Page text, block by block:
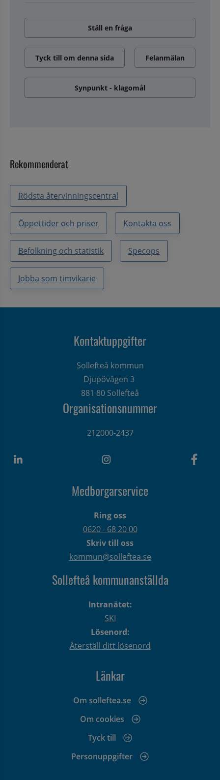
Ställ en fråga
Tyck till om denna sida Felanmälan
Synpunkt - klagomål
Rekommenderat
Rödsta återvinningscentral
Öppettider och priser Kontakta oss
Befolkning och statistik Specops
Jobba som timvikarie
Kontaktuppgifter
Sollefteå kommun
Djupövägen 3
881 80 Sollefteå
Organisationsnummer
212000-2437
Medborgarservice
Ring oss
0620 - 68 20 00
Skriv till oss
kommun@solleftea.se
Sollefteå kommunanställda
Intranätet:
SKI
Lösenord:
Återställ ditt lösenord
Länkar
Om solleftea.se
Om cookies
Tyck till
Personuppgifter